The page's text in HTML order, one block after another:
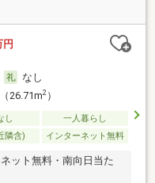
円
なし
26.71m2）
し
一人暮らし
隣含) インターネット無料
ット無料・南向日当た